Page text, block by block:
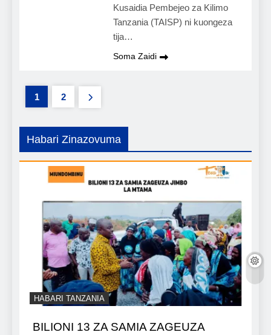
Kusaidia Pembejeo za Kilimo
Tanzania (TAISP) ni kuongeza
tija…
Soma Zaidi
1 2
Habari Zinazovuma
HABARI TANZANIA
BILIONI 13 ZA SAMIA ZAGEUZA